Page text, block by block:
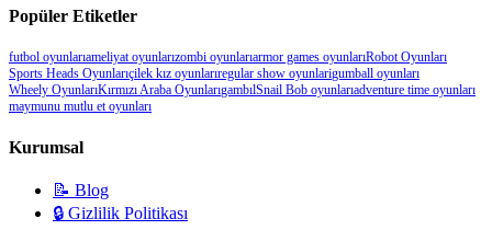
Popüler Etiketler
futbol oyunlarıameliyat oyunlarızombi oyunlarıarmor games oyunlarıRobot Oyunları
Sports Heads Oyunlarıçilek kız oyunlarıregular show oyunlarigumball oyunları
Wheely OyunlarıKırmızı Araba OyunlarıgambılSnail Bob oyunlarıadventure time oyunları
maymunu mutlu et oyunları
Kurumsal
📝 Blog
🔒 Gizlilik Politikası